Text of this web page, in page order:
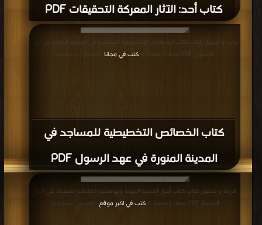
كتاب أحد: الآثار المعركة التحقيقات PDF
كتاب الخصائص التخطيطية للمساجد في
المدينة المنورة في عهد الرسول PDF
قراءة و تحميل كتاب كتاب الخصائص التخطيطية للمساجد في المدينة المنورة في عهد
الرسول PDF مجانا | مكتبة >
كتب في مجانا | التحميل : مرة/مرات
قراءة و تحميل كتاب كتاب أخبار المدينة النبوية وبهامشه: الكلمات المفيدة على أخبار
المدينة PDF مجانا | مكتبة >
كتب في اكبر موقع | التحميل : مرة/مرات